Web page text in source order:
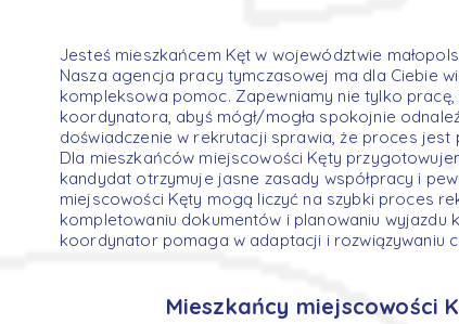
Jesteś mieszkańcem Kęt w województwie
Nasza agencja pracy tymczasowej ma dla Ciebie
kompleksowa pomoc. Zapewniamy nie tylko
koordynatora, abyś mógł/mogła spokojnie
doświadczenie w rekrutacji sprawia, że proces
Dla mieszkańców miejscowości Kęty
kandydat otrzymuje jasne zasady współpracy i
miejscowości Kęty mogą liczyć na szybki proces
kompletowaniu dokumentów i planowaniu wyjazdu
koordynator pomaga w adaptacji i rozwiązywaniu
Mieszkańcy miejscowości